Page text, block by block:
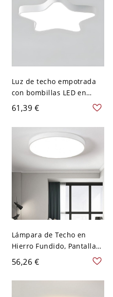
Luz de techo empotrada
con bombillas LED en
forma de estrella acrílica
blanca para niños -
Blanco 110 A 120 V 30,48
cm Blanco
61,39 €
Lámpara de Techo en
Hierro Fundido, Pantalla
Acrílica de 1 Luz LED
Empotrada con Estilo
Moderno, 110V-120V, Tres
56,26 €